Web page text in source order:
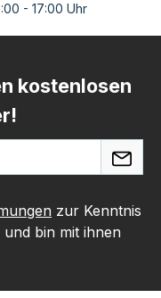
- 17:00 Uhr
kostenlosen
zur Kenntnis
und bin mit ihnen